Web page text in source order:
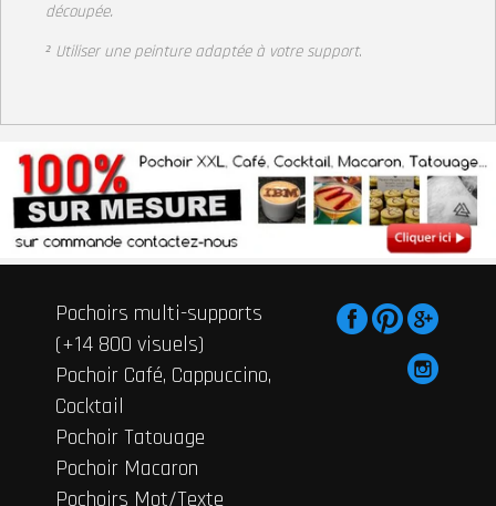
découpée.
² Utiliser une peinture adaptée à votre support.
Pochoirs multi-supports
(+14 800 visuels)
Pochoir Café, Cappuccino,
Cocktail
Pochoir Tatouage
Pochoir Macaron
Pochoirs Mot/Texte